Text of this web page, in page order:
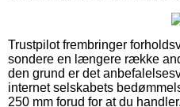
Trustpilot frembringer
sondere en længere række
den grund er det
internet selskabets
250 mm forud for at du handler.